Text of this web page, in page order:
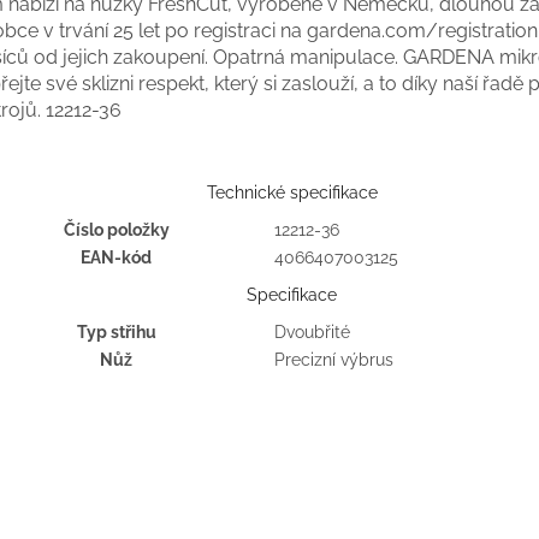
v trvání 25 let po registraci na gardena.com/
od jejich zakoupení. Opatrná manipulace. GARDENA
své sklizni respekt, který si zaslouží, a to díky naší řadě
12212-36
Technické specifikace
Číslo položky
12212-36
EAN-kód
4066407003125
Specifikace
Typ střihu
Dvoubřité
Nůž
Precizní výbrus